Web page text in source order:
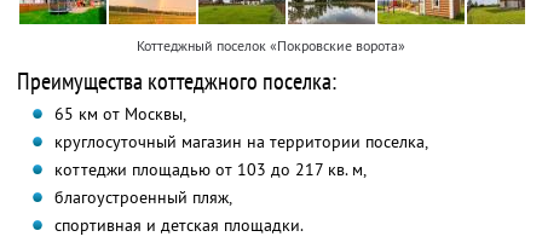
Коттеджный поселок «Покровские ворота»
Преимущества коттеджного поселка:
65 км от Москвы,
круглосуточный магазин на территории поселка,
коттеджи площадью от 103 до 217 кв. м,
благоустроенный пляж,
спортивная и детская площадки.